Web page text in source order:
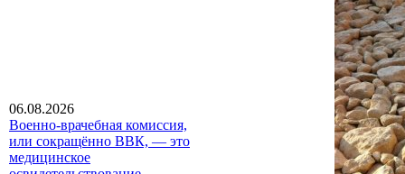
06.08.2026
Военно-врачебная комиссия,
или сокращённо ВВК, — это
медицинское